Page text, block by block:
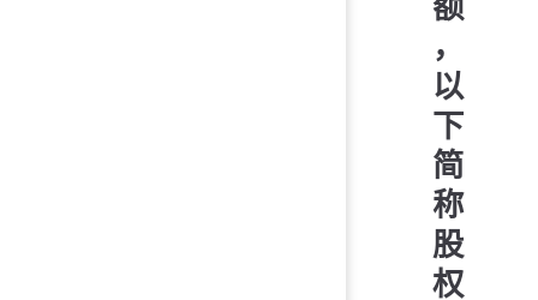
，
以
下
简
称
股
权